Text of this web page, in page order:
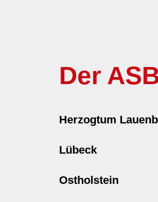
Der
Herzogtum
Lübeck
Ostholstein